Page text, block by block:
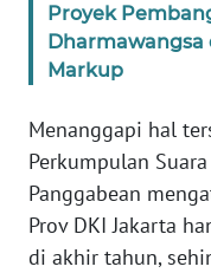
Proyek
Dharmawangsa
Markup
Menanggapi hal
Perkumpulan
Panggabean
Prov DKI Jakarta
di akhir tahun,
KARIR
DISCLAIMER
Wahana
News
Regional